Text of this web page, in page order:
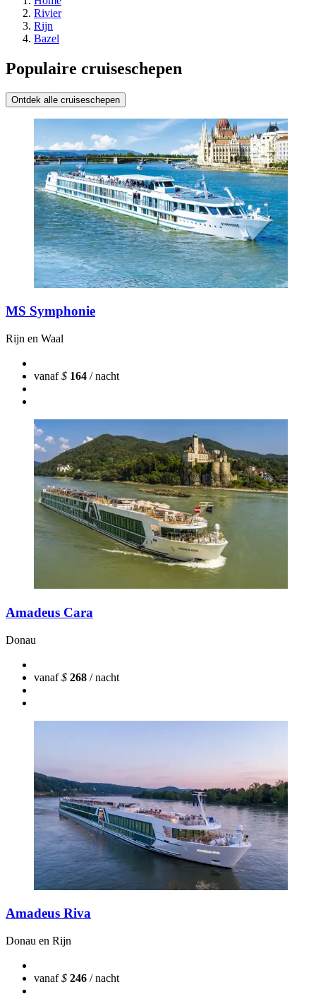
Rivier
Rijn
Bazel
Populaire cruiseschepen
Ontdek alle cruiseschepen
MS Symphonie
Rijn en Waal
vanaf$ 164 / nacht
Amadeus Cara
Donau
vanaf$ 268 / nacht
Amadeus Riva
Donau en Rijn
vanaf$ 246 / nacht